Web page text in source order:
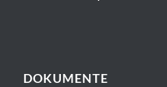
DOKUMENTE